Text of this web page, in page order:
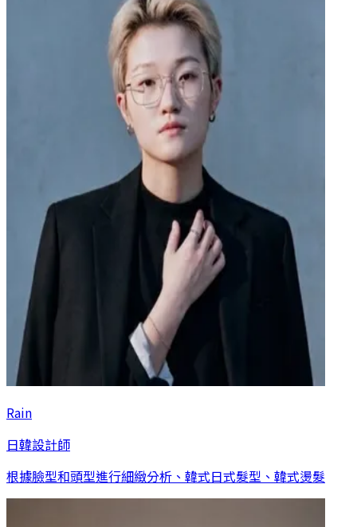
Rain
日韓設計師
根據臉型和頭型進行細緻分析、韓式日式髮型、韓式燙髮